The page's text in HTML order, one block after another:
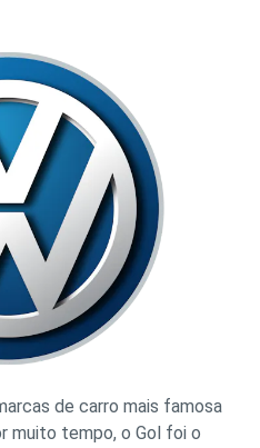
de carro mais famosa
muito tempo, o Gol foi o